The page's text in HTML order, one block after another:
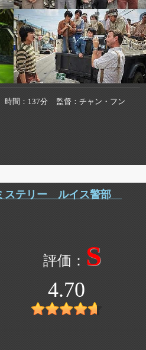
時間 137分 監督
チャン・フン
ステリー ルイス警部
S
4.70